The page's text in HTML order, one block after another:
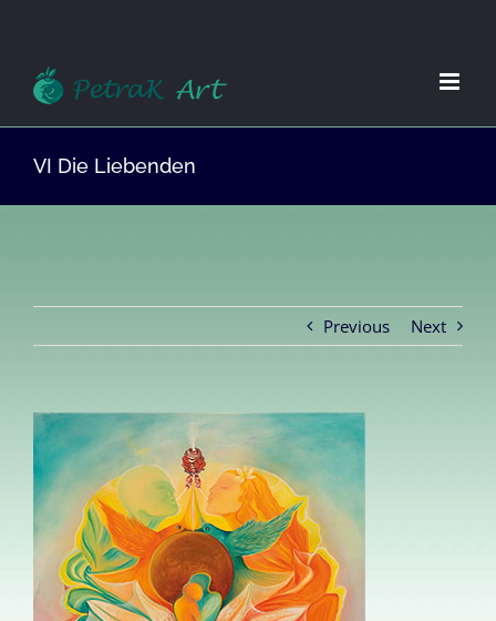
springen
VI Die Liebenden
Previous Next
View
Larger
Image